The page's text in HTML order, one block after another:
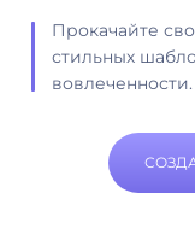
Прокачайте
стильных
вовлеченности.